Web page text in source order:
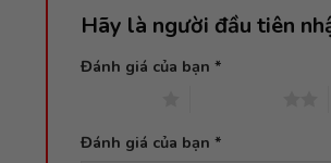
Hãy là người đầu tiên
Đánh giá của bạn *
Đánh giá của bạn *